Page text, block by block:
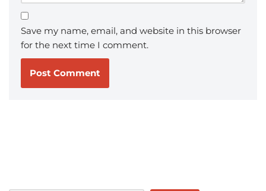
Save my name, email, and website in this browser
for the next time I comment.